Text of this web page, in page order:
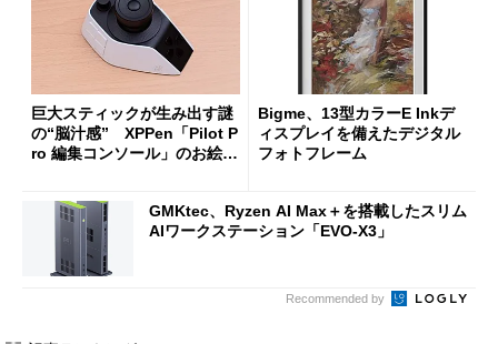
巨大スティックが生み出す謎
の“脳汁感” XPPen「Pilot P
ro 編集コンソール」のお絵描
Bigme、13型カラーE Inkデ
ィスプレイを備えたデジタル
フォトフレーム
GMKtec、Ryzen AI Max＋を搭載したスリム
AIワークステーション「EVO-X3」
Recommended by